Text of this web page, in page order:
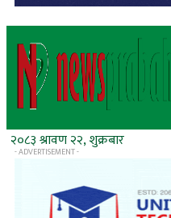
२०८३ श्रावण २२, शुक्रबार
- ADVERTISEMENT -